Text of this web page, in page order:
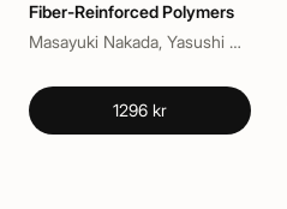
Fiber-Reinforced Polymers
Masayuki Nakada, Yasushi Miyano
1296 kr